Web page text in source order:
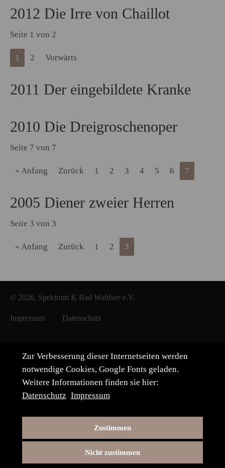
2012 Die Irre von Chaillot
Seite 1 von 2
1 2 Vorwärts
2011 Der eingebildete Kranke
2010 Die Dreigroschenoper
Seite 7 von 7
« Anfang Zurück 1 2 3 4 5 6 7
2005 Diener zweier Herren
Seite 3 von 3
« Anfang Zurück 1 2 3
© 2026. Spektrum K Bad Waldsee e.V.
Impressum Datenschutz
Zur Verbesserung dieser Internetseiten werden
notwendige Cookies, Google Fonts geladen.
Weitere Informationen finden sie hier:
Datenschutz Impressum
Zustimmen
Nicht zustimmen